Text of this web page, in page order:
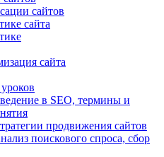
сайтов
сайта
сайта
в SEO, термины и
продвижения сайтов
поискового спроса, сбор